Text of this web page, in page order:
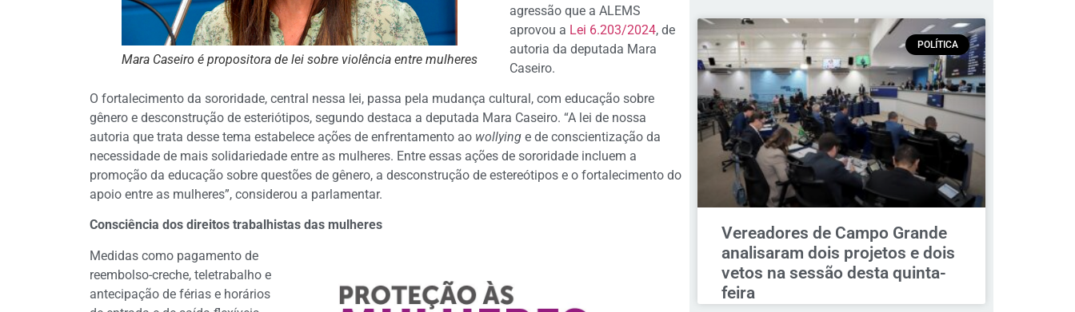
Mara Caseiro é propositora de lei sobre violência entre mulheres
agressão que a ALEMS
aprovou a Lei 6.203/2024, de
autoria da deputada Mara
Caseiro.
O fortalecimento da sororidade, central nessa lei, passa pela mudança cultural, com educação sobre
gênero e desconstrução de esteriótipos, segundo destaca a deputada Mara Caseiro. “A lei de nossa
autoria que trata desse tema estabelece ações de enfrentamento ao wollying e de conscientização da
necessidade de mais solidariedade entre as mulheres. Entre essas ações de sororidade incluem a
promoção da educação sobre questões de gênero, a desconstrução de estereótipos e o fortalecimento do
apoio entre as mulheres”, considerou a parlamentar.
Consciência dos direitos trabalhistas das mulheres
Medidas como pagamento de
reembolso-creche, teletrabalho e
antecipação de férias e horários
POLÍTICA
Vereadores de Campo Grande
analisaram dois projetos e dois
vetos na sessão desta quinta-
feira